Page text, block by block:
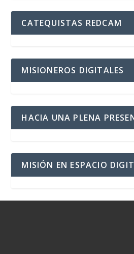
CATEQUISTAS REDCAM
MISIONEROS DIGITALES
HACIA UNA PLENA
MISIÓN EN ESPACIO